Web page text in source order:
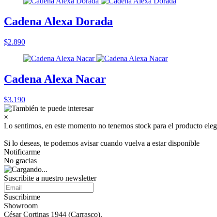
Cadena Alexa Dorada
$2.890
Cadena Alexa Nacar
$3.190
×
Lo sentimos, en este momento no tenemos stock para el producto
Si lo deseas, te podemos avisar cuando vuelva a estar disponible
Notificarme
No gracias
Suscribite a nuestro newsletter
Suscribirme
Showroom
César Cortinas 1944 (Carrasco).